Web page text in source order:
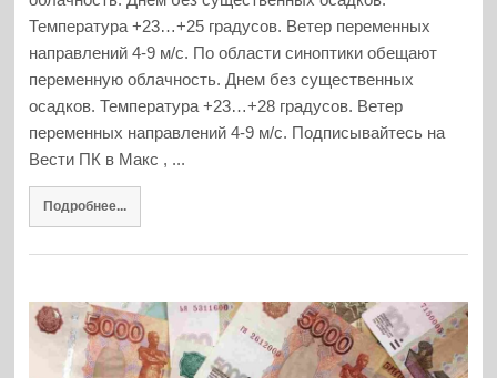
Температура +23…+25 градусов. Ветер переменных
направлений 4-9 м/с. По области синоптики обещают
переменную облачность. Днем без существенных
осадков. Температура +23…+28 градусов. Ветер
переменных направлений 4-9 м/с. Подписывайтесь на
Вести ПК в Макс , ...
Подробнее...